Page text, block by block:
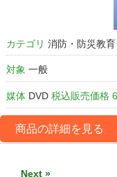
カテゴリ 消防・防災教育
対象 一般
媒体 DVD 税込販売価格
商品の詳細を見る
Next »